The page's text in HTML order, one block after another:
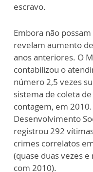
escravo.
Embora não
revelam aumento
anos anteriores. O
contabilizou o
número 2,5 vezes
sistema de coleta
contagem, em
Desenvolvimento
registrou 292
crimes correlatos
(quase duas vezes
com 2010).